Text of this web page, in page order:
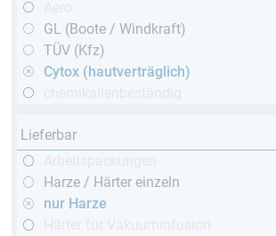
GL (Boote / Windkraft)
TÜV (Kfz)
Cytox (hautverträglich)
Lieferbar
Harze / Härter einzeln
nur Harze